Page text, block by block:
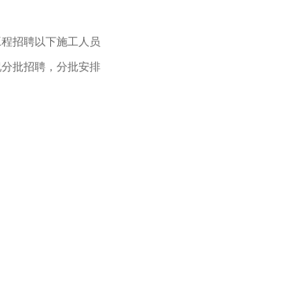
招聘以下施工人员
批招聘，分批安排